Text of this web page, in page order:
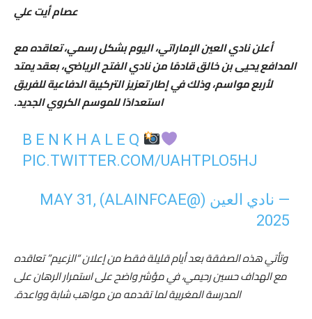
عصام أيت علي
أعلن نادي العين الإماراتي، اليوم بشكل رسمي، تعاقده مع
المدافع يحيى بن خالق قادمًا من نادي الفتح الرياضي، بعقد يمتد
لأربع مواسم، وذلك في إطار تعزيز التركيبة الدفاعية للفريق
استعدادًا للموسم الكروي الجديد.
B E N K H A L E Q
PIC.TWITTER.COM/UAHTPLO5HJ
— نادي العين (@ALAINFCAE)
MAY 31,
2025
وتأتي هذه الصفقة بعد أيام قليلة فقط من إعلان “الزعيم” تعاقده
مع الهداف حسين رحيمي، في مؤشر واضح على استمرار الرهان على
المدرسة المغربية لما تقدمه من مواهب شابة وواعدة.